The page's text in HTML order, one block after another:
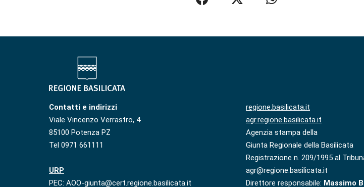
Contatti e indirizzi
Viale Vincenzo Verrastro, 4
85100 Potenza PZ
Tel 0971 661111
URP
PEC: AOO-giunta@cert.regione.basilicata.it
regione.basilicata.it
agr.regione.basilicata.it
Agenzia stampa della
Giunta Regionale della Basilicata
Registrazione n. 209/1995 al
agr@regione.basilicata.it
Direttore responsabile: Massimo